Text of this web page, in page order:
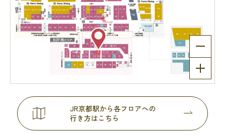
JR京都駅から各フロアへの
行き方はこちら